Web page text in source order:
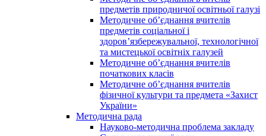
предметів природничої освітньої галузі
Методичне об’єднання вчителів
предметів соціальної і
здоров’язбережувальної, технологічної
та мистецької освітніх галузей
Методичне об’єднання вчителів
початкових класів
Методичне об’єднання вчителів
фізичної культури та предмета «Захист
України»
Методична рада
Науково-методична проблема закладу